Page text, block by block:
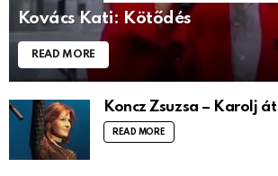
Kovács Kati: Kötődés
READ MORE
Koncz Zsuzsa – Karolj át
READ MORE